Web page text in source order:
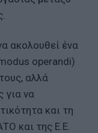
ακολουθεί ένα
operandi)
αλλά
για να
και τη
και της Ε.Ε.